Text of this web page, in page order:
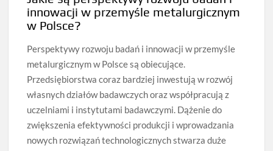
innowacji w przemyśle metalurgicznym
w Polsce?
Perspektywy rozwoju badań i innowacji w przemyśle
metalurgicznym w Polsce są obiecujące.
Przedsiębiorstwa coraz bardziej inwestują w rozwój
własnych działów badawczych oraz współpracują z
uczelniami i instytutami badawczymi. Dążenie do
zwiększenia efektywności produkcji i wprowadzania
nowych rozwiązań technologicznych stwarza duże